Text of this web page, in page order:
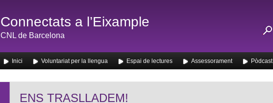
Connectats a l’Eixample
CNL de Barcelona
Inici Voluntariat per la llengua Espai de lectures Assessorament Pòdcast
ENS TRASLLADEM!